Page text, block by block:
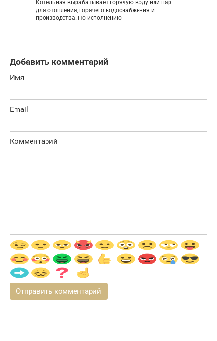
Котельная вырабатывает горячую воду или пар
для отопления, горячего водоснабжения и
производства. По исполнению
Добавить комментарий
Имя
Email
Комментарий